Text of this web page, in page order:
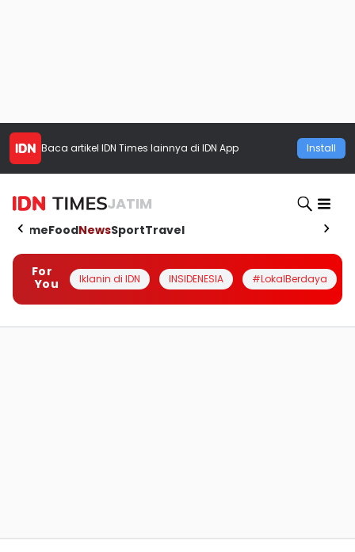
Baca artikel IDN Times lainnya di IDN App Install
JATIM
HomeFoodNewsSportTravel
For
You
Iklanin di IDN INSIDENESIA #LokalBerdaya